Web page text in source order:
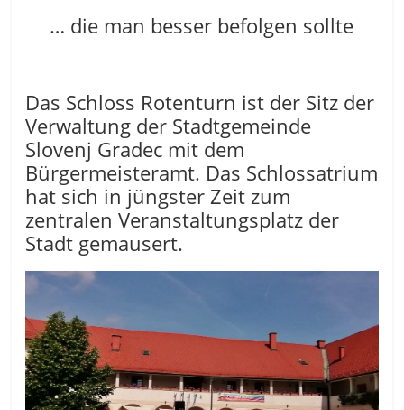
… die man besser befolgen sollte
Das Schloss Rotenturn ist der Sitz der
Verwaltung der Stadtgemeinde
Slovenj Gradec mit dem
Bürgermeisteramt. Das Schlossatrium
hat sich in jüngster Zeit zum
zentralen Veranstaltungsplatz der
Stadt gemausert.